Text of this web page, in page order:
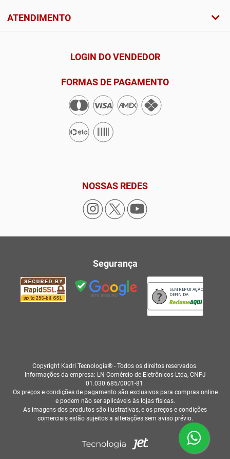
ATENDIMENTO
LOGIN DO VENDEDOR
FORMAS DE PAGAMENTO
NOSSAS REDES
Segurança
SEM REPUTAÇÃO
DEFINIDA
Copyright Kadri Tecnologia® - Todos os direitos reservados.
Informações da empresa: LN Comércio de Eletrônicos Ltda, CNPJ
01.030.685/0001-81.
Os preços e condições de pagamento são exclusivos para compras online
e podem não ser aplicáveis às lojas físicas.
As imagens dos produtos são ilustrativas, e os preços e condições
comerciais estão sujeitos a alterações sem aviso prévio.